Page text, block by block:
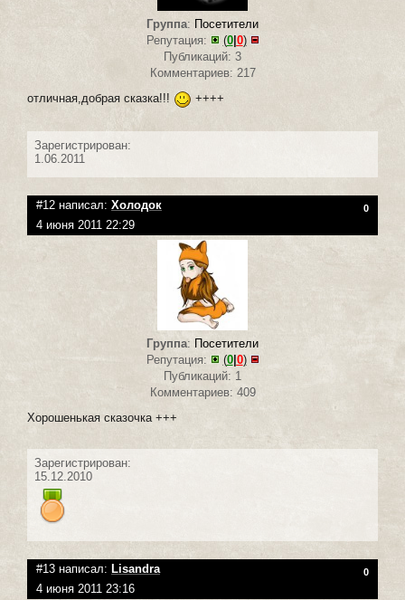
Группа: Посетители
Репутация:
(0| 0)
Публикаций: 3
Комментариев: 217
отличная,добрая сказка!!!
++++
Зарегистрирован:
1.06.2011
#12 написал: Холодок 0
4 июня 2011 22:29
Группа: Посетители
Репутация:
(0| 0)
Публикаций: 1
Комментариев: 409
Хорошенькая сказочка +++
Зарегистрирован:
15.12.2010
#13 написал: Lisandra 0
4 июня 2011 23:16